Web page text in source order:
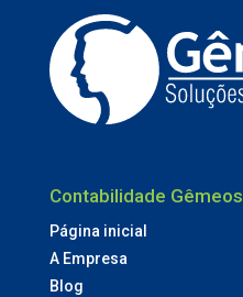
Contabilidade Gêmeos
Página inicial
A Empresa
Blog